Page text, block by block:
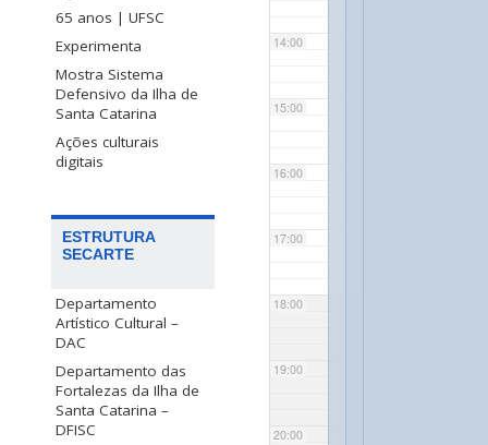
65 anos | UFSC
Experimenta
Mostra Sistema
Defensivo da Ilha de
Santa Catarina
Ações culturais
digitais
ESTRUTURA
SECARTE
Departamento
Artístico Cultural –
DAC
Departamento das
Fortalezas da Ilha de
Santa Catarina –
DFISC
14:00
15:00
16:00
17:00
18:00
19:00
20:00